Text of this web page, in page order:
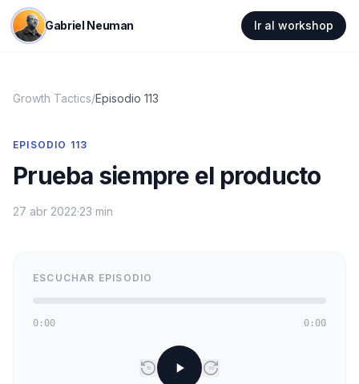
Gabriel Neuman Ir al workshop
Growth Tactics/Episodio 113
EPISODIO 113
Prueba siempre el producto
27 abr 2022·23 min
ESCUCHAR EPISODIO
0:00 0:00
15 30